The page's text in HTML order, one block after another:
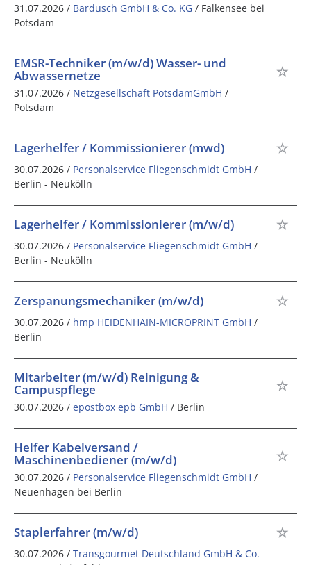
31.07.2026 / Bardusch GmbH & Co. KG / Falkensee bei
Potsdam
EMSR-Techniker (m/w/d) Wasser- und
Abwassernetze
31.07.2026 / Netzgesellschaft PotsdamGmbH /
Potsdam
Lagerhelfer / Kommissionierer (mwd)
30.07.2026 / Personalservice Fliegenschmidt GmbH /
Berlin - Neukölln
Lagerhelfer / Kommissionierer (m/w/d)
30.07.2026 / Personalservice Fliegenschmidt GmbH /
Berlin - Neukölln
Zerspanungsmechaniker (m/w/d)
30.07.2026 / hmp HEIDENHAIN-MICROPRINT GmbH /
Berlin
Mitarbeiter (m/w/d) Reinigung &
Campuspflege
30.07.2026 / epostbox epb GmbH / Berlin
Helfer Kabelversand /
Maschinenbediener (m/w/d)
30.07.2026 / Personalservice Fliegenschmidt GmbH /
Neuenhagen bei Berlin
Staplerfahrer (m/w/d)
30.07.2026 / Transgourmet Deutschland GmbH & Co.